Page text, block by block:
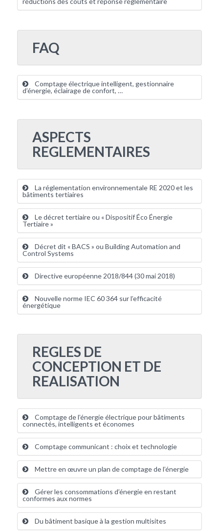
FAQ
Comptage électrique intelligent, gestionnaire
d’énergie, éclairage de confort, …
ASPECTS
REGLEMENTAIRES
La réglementation environnementale RE 2020 et les
bâtiments tertiaires
Le décret tertiaire ou « Dispositif Éco Énergie
Tertiaire »
Décret dit « BACS » ou Building Automation and
Control Systems
Directive européenne 2018/844 (30 mai 2018)
Nouvelle norme IEC 60 364 sur l’efficacité
énergétique
REGLES DE
CONCEPTION ET DE
REALISATION
Comptage de l’énergie électrique pour bâtiments
connectés, intelligents et économes
Comptage communicant : choix et technologie
Mettre en œuvre un plan de comptage de l’énergie
Gérer les consommations d’énergie en restant
conformes aux normes
Du bâtiment basique à la gestion multisites